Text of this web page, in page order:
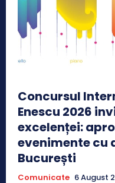
Concursul
Enescu 2026
excelenței:
evenimente cu
București
Comunicate 6 August